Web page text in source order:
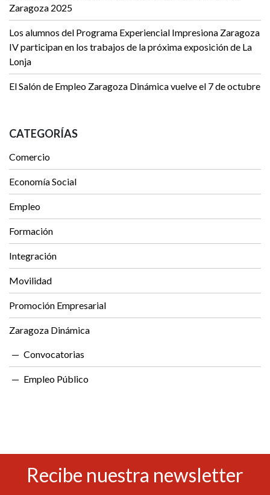
Zaragoza 2025
Los alumnos del Programa Experiencial Impresiona Zaragoza
IV participan en los trabajos de la próxima exposición de La
Lonja
El Salón de Empleo Zaragoza Dinámica vuelve el 7 de octubre
CATEGORÍAS
Comercio
Economía Social
Empleo
Formación
Integración
Movilidad
Promoción Empresarial
Zaragoza Dinámica
Convocatorias
Empleo Público
Recibe nuestra newsletter